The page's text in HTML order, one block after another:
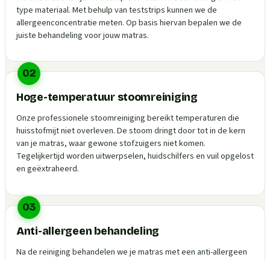
type materiaal. Met behulp van teststrips kunnen we de
allergeenconcentratie meten. Op basis hiervan bepalen we de
juiste behandeling voor jouw matras.
02
Hoge-temperatuur stoomreiniging
Onze professionele stoomreiniging bereikt temperaturen die
huisstofmijt niet overleven. De stoom dringt door tot in de kern
van je matras, waar gewone stofzuigers niet komen.
Tegelijkertijd worden uitwerpselen, huidschilfers en vuil opgelost
en geëxtraheerd.
03
Anti-allergeen behandeling
Na de reiniging behandelen we je matras met een anti-allergeen